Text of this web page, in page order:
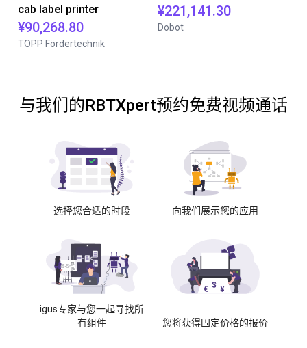
cab label printer
¥90,268.80
TOPP Fördertechnik
¥221,141.30
Dobot
与我们的RBTXpert预约免费视频通话
选择您合适的时段 向我们展示您的应用
igus专家与您一起寻找所
有组件
您将获得固定价格的报价